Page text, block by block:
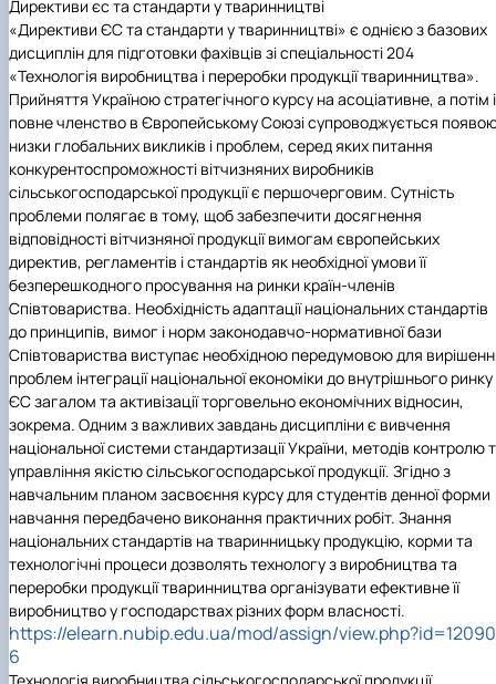
Директиви єс та стандарти у тваринництві
«Директиви ЄС та стандарти у тваринництві» є однією з базових
дисциплін для підготовки фахівців зі спеціальності 204
«Технологія виробництва і переробки продукції тваринництва».
Прийняття Україною стратегічного курсу на асоціативне, а потім і
повне членство в Європейському Союзі супроводжується
низки глобальних викликів і проблем, серед яких питання
конкурентоспроможності вітчизняних виробників
сільськогосподарської продукції є першочерговим. Сутність
проблеми полягає в тому, щоб забезпечити досягнення
відповідності вітчизняної продукції вимогам європейських
директив, регламентів і стандартів як необхідної умови її
безперешкодного просування на ринки країн-членів
Співтовариства. Необхідність адаптації національних стандартів
до принципів, вимог і норм законодавчо-нормативної бази
Співтовариства виступає необхідною передумовою для
проблем інтеграції національної економіки до внутрішнього ринку
ЄС загалом та активізації торговельно економічних відносин,
зокрема. Одним з важливих завдань дисципліни є вивчення
національної системи стандартизації України, методів контролю
управління якістю сільськогосподарської продукції. Згідно з
навчальним планом засвоєння курсу для студентів денної форми
навчання передбачено виконання практичних робіт. Знання
національних стандартів на тваринницьку продукцію, корми та
технологічні процеси дозволять технологу з виробництва та
переробки продукції тваринництва організувати ефективне її
виробництво у господарствах різних форм власності.
https://elearn.nubip.edu.ua/mod/assign/view.php?id=12090
6